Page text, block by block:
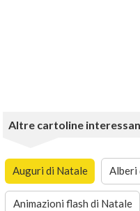
Altre cartoline
Auguri di Natale Alberi
Animazioni flash di Natale